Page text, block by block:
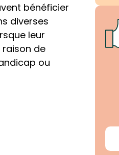
bénéficier
diverses
leur
de
ou